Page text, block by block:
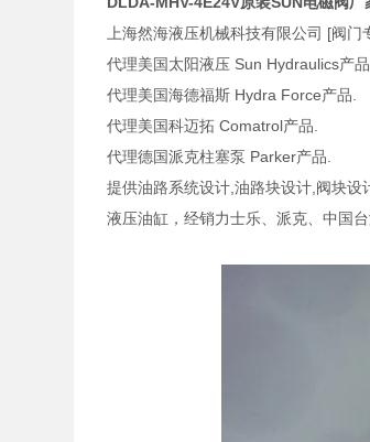
上海然海液压机械科技有限公司 [阀门
代理美国太阳液压 Sun Hydraulics产品.
代理美国海德福斯 Hydra Force产品.
代理美国科迈拓 Comatrol产品.
代理德国派克柱塞泵 Parker产品.
提供油路系统设计,油路块设计,阀块设
液压油缸，经销力士乐、派克、中国